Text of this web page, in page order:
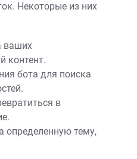
Некоторые из них
ваших
контент.
бота для поиска
в
определенную тему,